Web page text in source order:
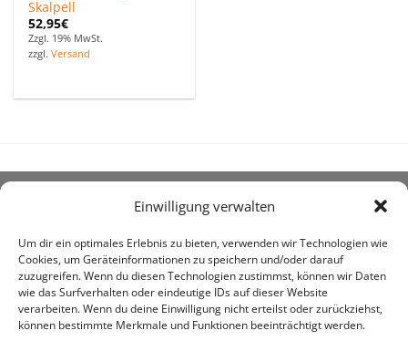
Einwilligung verwalten
Um dir ein optimales Erlebnis zu bieten, verwenden wir Technologien wie
Cookies, um Geräteinformationen zu speichern und/oder darauf
zuzugreifen. Wenn du diesen Technologien zustimmst, können wir Daten
wie das Surfverhalten oder eindeutige IDs auf dieser Website
verarbeiten. Wenn du deine Einwilligung nicht erteilst oder zurückziehst,
können bestimmte Merkmale und Funktionen beeinträchtigt werden.
Skalpell
52,95€
Zzgl. 19% MwSt.
zzgl.Versand